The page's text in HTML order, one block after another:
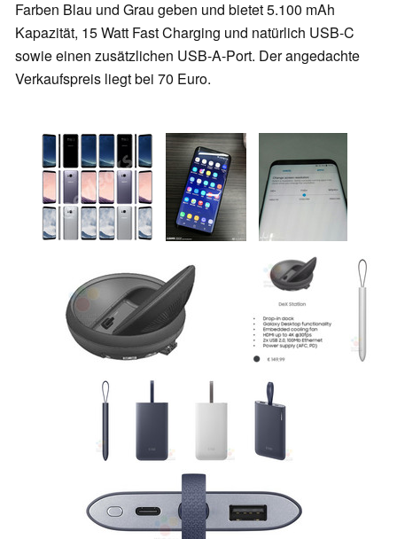
Farben Blau und Grau geben und bietet 5.100 mAh
Kapazität, 15 Watt Fast Charging und natürlich USB-C
sowie einen zusätzlichen USB-A-Port. Der angedachte
Verkaufspreis liegt bei 70 Euro.